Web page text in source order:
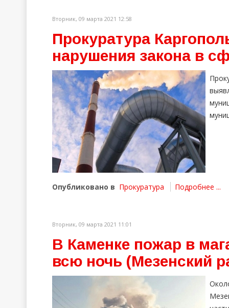
Вторник, 09 марта 2021 12:58
Прокуратура
нарушения закона в
Опубликовано в Прокуратура Подробнее ...
Вторник, 09 марта 2021 11:01
В Каменке пожар в
всю ночь (Мезенский